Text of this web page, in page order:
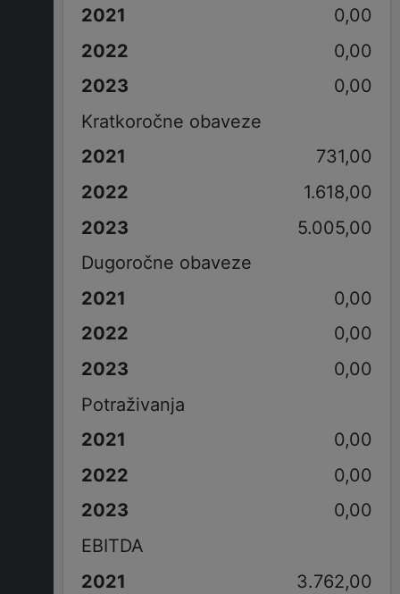
0,00
0,00
0,00
Kratkoročne obaveze
731,00
1.618,00
5.005,00
Dugoročne obaveze
0,00
0,00
0,00
Potraživanja
0,00
0,00
0,00
EBITDA
3.762,00